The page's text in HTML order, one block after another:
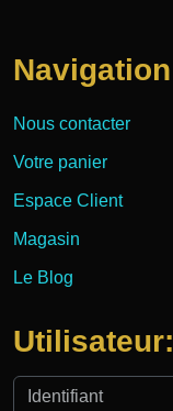
Navigation
Nous contacter
Votre panier
Espace Client
Magasin
Le Blog
Utilisateur:
Identifiant